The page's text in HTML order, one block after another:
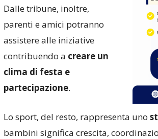
Dalle tribune, inoltre,
parenti e amici potranno
assistere alle iniziative
contribuendo a creare un
clima di festa e
partecipazione.
Lo sport, del resto, rappresenta uno
bambini significa crescita,